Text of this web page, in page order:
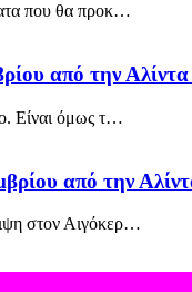
που θα προκ…
από την
Είναι όμως τ…
από την
στον Αιγόκερ…